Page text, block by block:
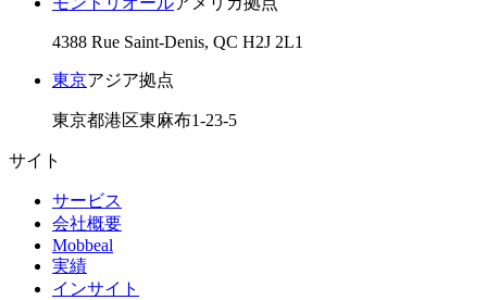
4388 Rue Saint-Denis, QC H2J 2L1
東京アジア拠点
東京都港区東麻布1-23-5
サイト
サービス
会社概要
Mobbeal
実績
インサイト